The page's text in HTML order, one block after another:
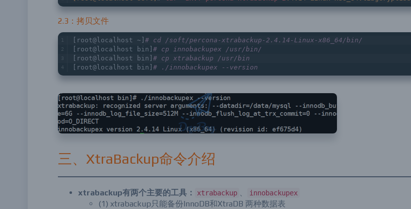
2.3：拷贝文件
[root@localhost ~] # cd /soft/percona-xtrabackup-2.4.14-Linux-x86_64/bin/
[root@localhost bin] # cp innobackupex /usr/bin/
[root@localhost bin] # cp xtrabackup /usr/bin
[root@localhost bin] # ./innobackupex --version
三、XtraBackup命令介绍
xtrabackup有两个主要的工具： xtrabackup 、 innobackupex
(1) xtrabackup只能备份InnoDB和XtraDB 两种数据表